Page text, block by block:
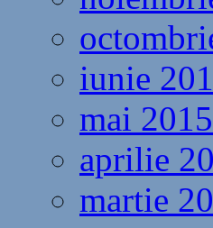
iunie
mai 2015
aprilie
martie